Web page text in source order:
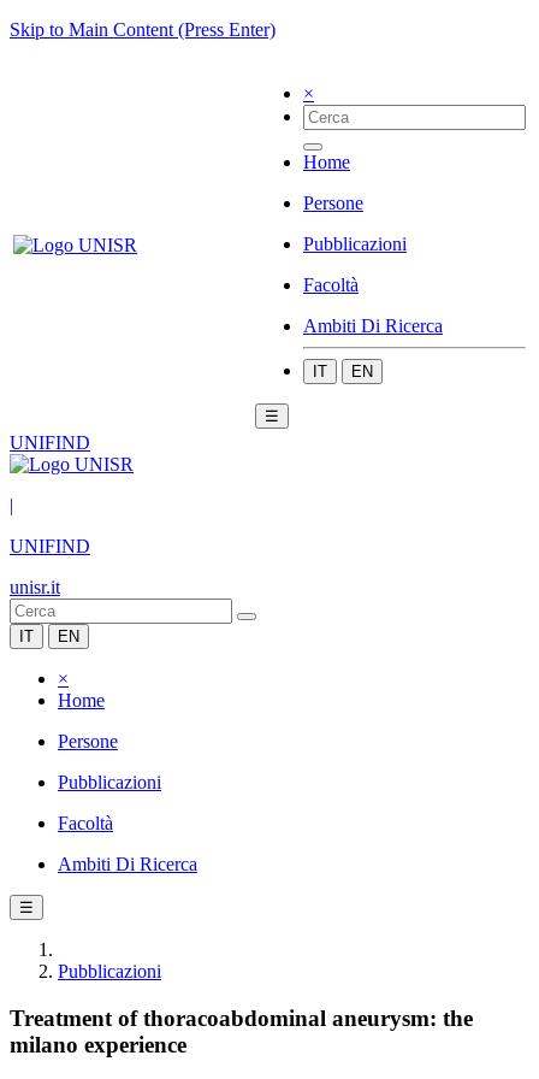
Skip to Main Content (Press Enter)
×
Home
Persone
Pubblicazioni
Facoltà
Ambiti Di Ricerca
IT EN
☰
UNIFIND
|
UNIFIND
unisr.it
IT EN
×
Home
Persone
Pubblicazioni
Facoltà
Ambiti Di Ricerca
☰
Pubblicazioni
Treatment of thoracoabdominal aneurysm: the
milano experience